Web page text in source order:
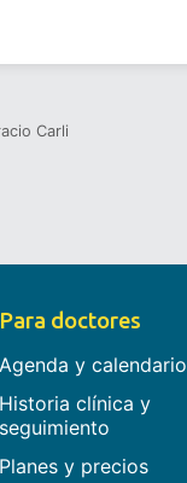
Carli
Para doctores
Agenda y calendario
Historia clínica y
seguimiento
Planes y precios